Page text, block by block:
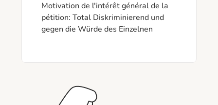
Motivation de l'intérêt général de la
pétition: Total Diskriminierend und
gegen die Würde des Einzelnen